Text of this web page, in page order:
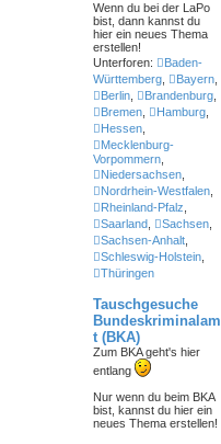
Wenn du bei der LaPo
bist , dann kannst du
hier ein neues Thema
erstellen!
Unterforen:
Baden-
Württemberg
Bayern
Berlin
Brandenburg
Bremen
Hamburg
Hessen
Mecklenburg-
Vorpommern
Niedersachsen
Nordrhein-Westfalen
Rheinland-Pfalz
Saarland
Sachsen
Sachsen-Anhalt
Schleswig-Holstein
Thüringen
Tauschgesuche
Bundeskriminalam
t (BKA)
Zum BKA geht's hier
entlang
Nur wenn du beim BKA
bist , kannst du hier ein
neues Thema erstellen!